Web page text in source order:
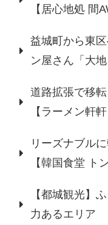
【居心地処 間
益城町から東
ン屋さん「大地
道路拡張で移
【ラーメン軒軒
リーズナブル
【韓国食堂 ト
【都城観光】
力あるエリア